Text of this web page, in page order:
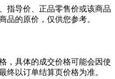
指导价、正品零售价或该商品
品的原价，仅供您参考。
，具体的成交价格可能会因使
终以订单结算页价格为准。